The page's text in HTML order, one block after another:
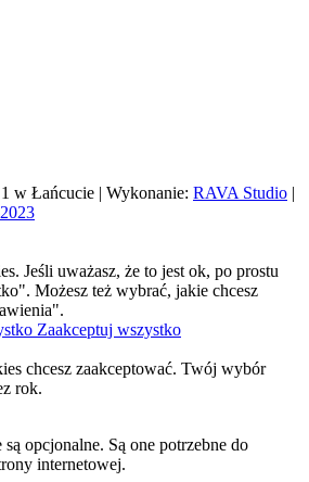
w Łańcucie | Wykonanie: RAVA Studio |
Jeśli uważasz, że to jest ok, po prostu
Możesz też wybrać, jakie chcesz
Zaakceptuj wszystko
chcesz zaakceptować. Twój wybór
rok.
opcjonalne. Są one potrzebne do
internetowej.